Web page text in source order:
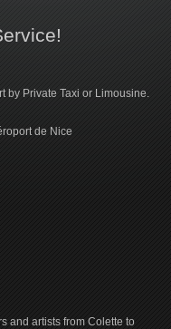
by Private Taxi or Limousine.
de Nice
and artists from Colette to